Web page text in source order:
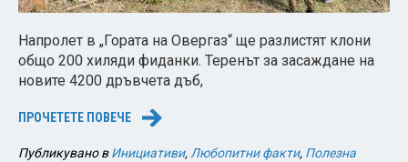
Напролет в „Гората на Овергаз“ ще разлистят клони
общо 200 хиляди фиданки. Теренът за засаждане на
новите 4200 дръвчета дъб,
ПРОЧЕТЕТЕ ПОВЕЧЕ →
Публикувано вИнициативи,Любопитни факти, Полезна